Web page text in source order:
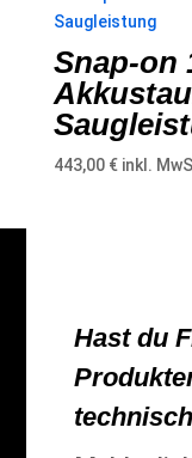
Snap-on
443,00 € inkl.
Hast du